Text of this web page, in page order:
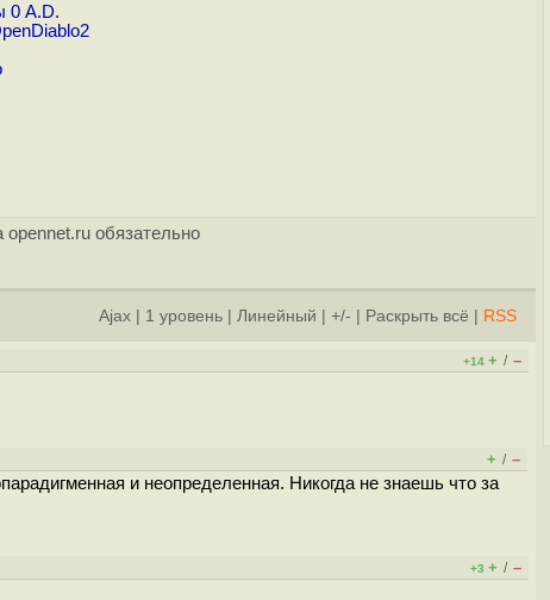
0 A.D.
opennet.ru обязательно
Ajax 1 уровень Линейный +/- Раскрыть всё RSS
+14 + / –
+ / –
и неопределенная. Никогда не знаешь что за
+3 + / –